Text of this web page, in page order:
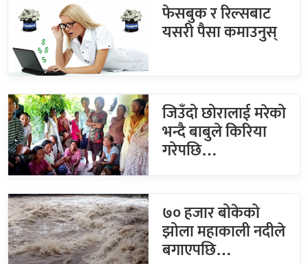
फेसबुक र रिल्सबाट
यसरी पैसा कमाउनुस्
जिउँदो छोरालाई मरेको
भन्दै बाबुले किरिया
गरेपछि…
७० हजार बोकेको
झोला महाकाली नदीले
बगाएपछि…